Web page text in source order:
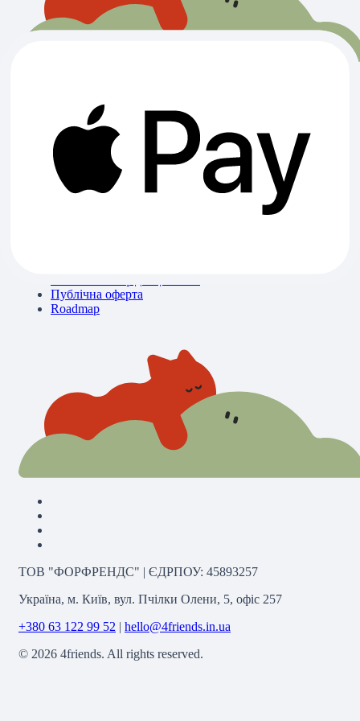
Всі категорії
Ветклініки
Зоомагазини
Готелі
Вигул
Грумінги
Розплідники
Публічна оферта
Roadmap
ТОВ "ФОРФРЕНДС" | ЄДРПОУ: 45893257
Україна, м. Київ, вул. Пчілки Олени, 5, офіс 257
+380 63 122 99 52 | hello@4friends.in.ua
© 2026 4friends. All rights reserved.